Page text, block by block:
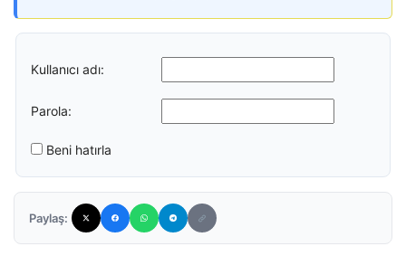
Kullanıcı adı:
Parola:
Beni hatırla
Paylaş: